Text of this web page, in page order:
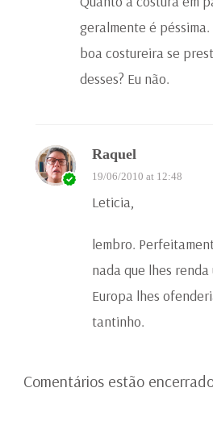
geralmente é
boa costureira se
desses? Eu não.
Raquel
19/06/2010 at 12:48
Leticia,
lembro.
nada que lhes
Europa lhes
tantinho.
Comentários estão